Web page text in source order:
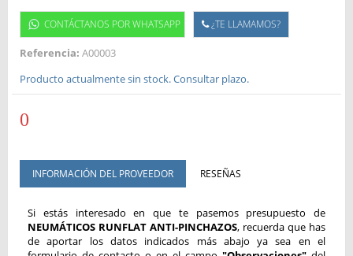
CONTÁCTANOS POR WHATSAPP ¿TE LLAMAMOS?
Referencia: A00003
Producto actualmente sin stock. Consultar plazo.
0
INFORMACIÓN DEL PROVEEDOR RESEÑAS
Si estás interesado en que te pasemos presupuesto de
NEUMÁTICOS RUNFLAT ANTI-PINCHAZOS, recuerda que has
de aportar los datos indicados más abajo ya sea en el